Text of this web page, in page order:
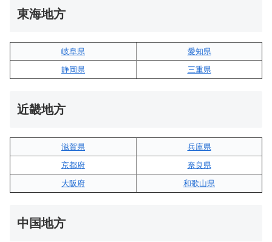
東海地方
岐阜県
愛知県
静岡県
三重県
近畿地方
滋賀県
兵庫県
京都府
奈良県
大阪府
和歌山県
中国地方